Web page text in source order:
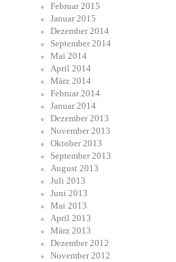
Februar 2015
Januar 2015
Dezember 2014
September 2014
Mai 2014
April 2014
März 2014
Februar 2014
Januar 2014
Dezember 2013
November 2013
Oktober 2013
September 2013
August 2013
Juli 2013
Juni 2013
Mai 2013
April 2013
März 2013
Dezember 2012
November 2012